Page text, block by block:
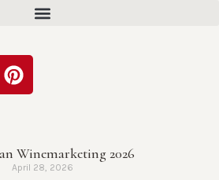
Winemarketing 2026
April 28, 2026